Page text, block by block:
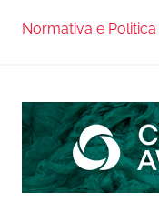
Normativa e